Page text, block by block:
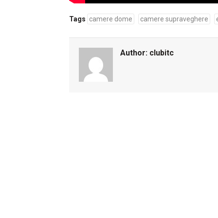
Tags camere dome camere supraveghere
Author: clubitc